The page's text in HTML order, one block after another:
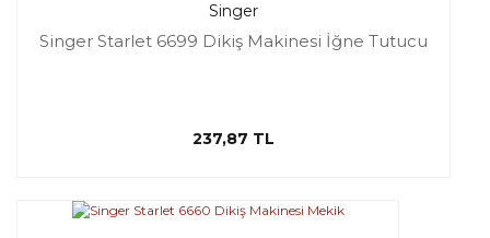
Singer
Singer Starlet 6699 Dikiş Makinesi İğne Tutucu
237,87 TL